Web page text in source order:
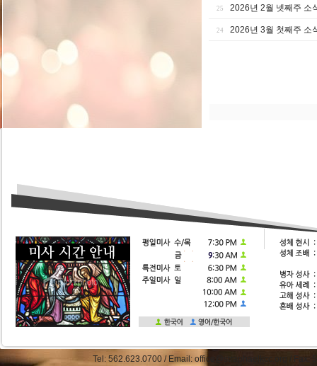
25 2026년 2월 넷째주 소
24 2026년 3월 첫째주 소
Tel: 562.623.0700 / Email: office@straphaelkcc.org /